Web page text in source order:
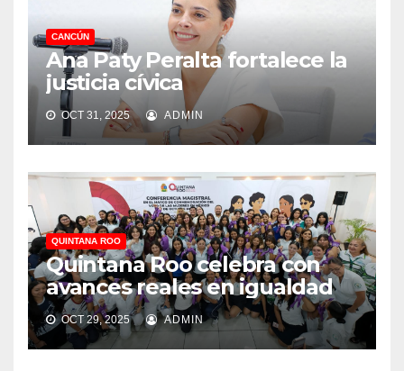
CANCÚN
Ana Paty Peralta fortalece la
justicia cívica
OCT 31, 2025 ADMIN
QUINTANA ROO
Quintana Roo celebra con
avances reales en igualdad
OCT 29, 2025 ADMIN